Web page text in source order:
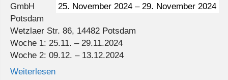
25. November 2024 – 29. November 2024
GmbH
Potsdam
Wetzlaer Str. 86, 14482 Potsdam
Woche 1: 25.11. – 29.11.2024
Woche 2: 09.12. – 13.12.2024
Weiterlesen